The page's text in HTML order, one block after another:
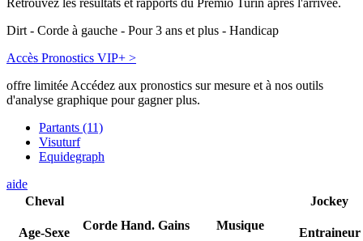
Retrouvez les résultats et rapports du Premio Turin après l'arrivée.
Dirt - Corde à gauche - Pour 3 ans et plus - Handicap
Accès Pronostics VIP+ >
offre limitée Accédez aux pronostics sur mesure et à nos outils
d'analyse graphique pour gagner plus.
Partants (11)
Visuturf
Equidegraph
aide
Cheval
Age-Sexe
Corde Hand. Gains Musique
Jockey
Entraineur